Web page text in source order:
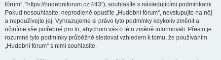
fórum”, “https://hudebniforum.cz:443”), souhlasíte s následujícími podmínkami.
Pokud nesouhlasíte, neprodleně opusťte „Hudební fórum“, nevstupujte na něj
a nepoužívejte jej. Vyhrazujeme si právo tyto podmínky kdykoliv změnit a
učiníme vše potřebné pro to, abychom vás o této změně informovali. Přesto je
rozumné tyto podmínky průběžně sledovat vzhledem k tomu, že používáním
„Hudební fórum“ s nimi souhlasíte.